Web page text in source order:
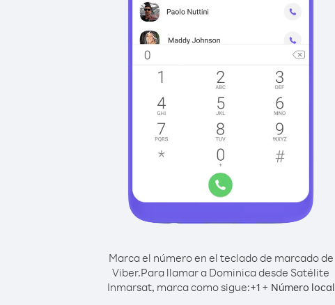
Marca el número en el teclado de marcado de
Viber.Para llamar a Dominica desde Satélite
Inmarsat, marca como sigue:+1+ Número local